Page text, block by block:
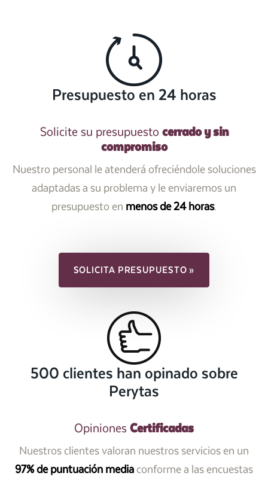
Presupuesto en 24 horas
Solicite su presupuesto cerrado y sin
compromiso
Nuestro personal le atenderá ofreciéndole soluciones
adaptadas a su problema y le enviaremos un
presupuesto en menos de 24 horas.
SOLICITA PRESUPUESTO »
500 clientes han opinado sobre
Perytas
Opiniones Certificadas
Nuestros clientes valoran nuestros servicios en un
97% de puntuación mediaconforme a las encuestas